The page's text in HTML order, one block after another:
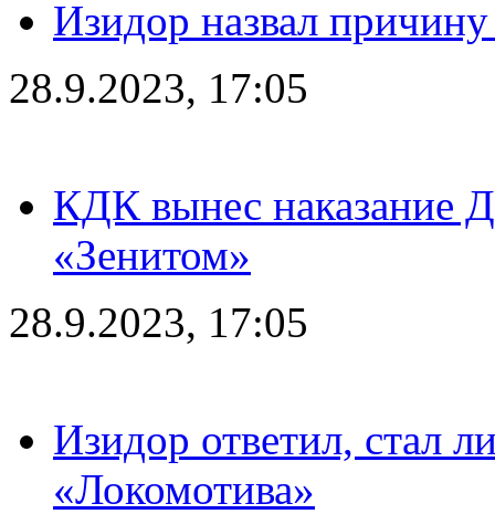
Изидор назвал
28.9.2023, 17:05
КДК вынес наказание
«Зенитом»
28.9.2023, 17:05
Изидор ответил, стал
«Локомотива»